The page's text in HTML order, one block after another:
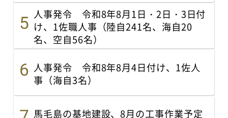
人事発令 令和8年8月1日・2日・3日付
け、1佐職人事（陸自241名、海自20
名、空自56名）
人事発令 令和8年8月4日付け、1佐人
事（海自3名）
馬毛島の基地建設、8月の工事作業予定